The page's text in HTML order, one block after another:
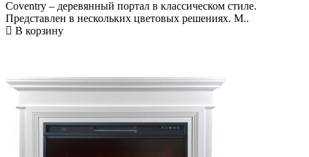
Coventry – деревянный портал в классическом стиле.
Представлен в нескольких цветовых решениях. М..
В корзину